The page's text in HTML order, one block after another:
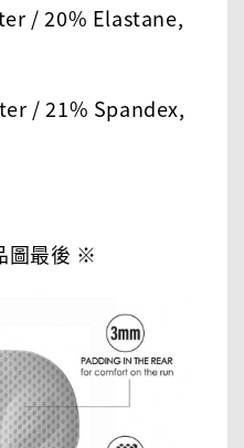
/ 20% Elastane,
/ 21% Spandex,
圖最後 ※